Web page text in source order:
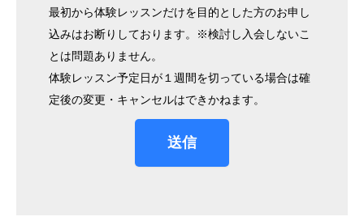
最初から体験レッスンだけを目的とした方のお申し
込みはお断りしております。※検討し入会しないこ
とは問題ありません。
体験レッスン予定日が１週間を切っている場合は確
定後の変更・キャンセルはできかねます。
送信